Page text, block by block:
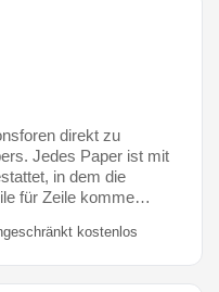
direkt zu
Jedes Paper ist mit
in dem die
für Zeile komme…
kostenlos